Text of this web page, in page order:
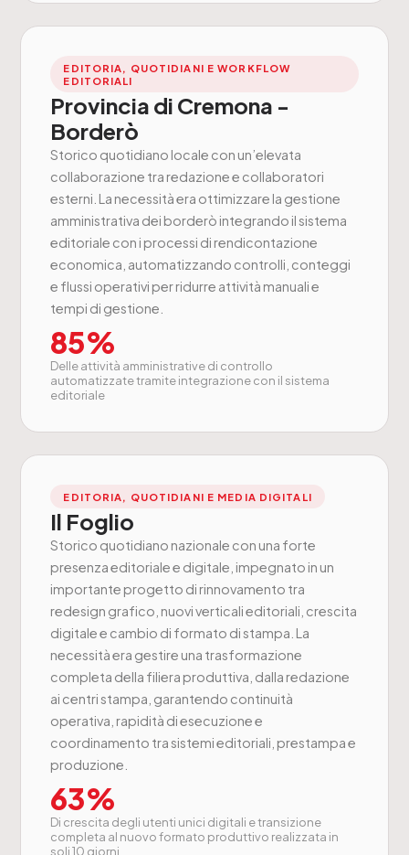
EDITORIA, QUOTIDIANI E WORKFLOW
EDITORIALI
Provincia di Cremona -
Borderò
Storico quotidiano locale con un’elevata
collaborazione tra redazione e collaboratori
esterni. La necessità era ottimizzare la gestione
amministrativa dei borderò integrando il sistema
editoriale con i processi di rendicontazione
economica, automatizzando controlli, conteggi
e flussi operativi per ridurre attività manuali e
tempi di gestione.
85%
Delle attività amministrative di controllo
automatizzate tramite integrazione con il sistema
editoriale
EDITORIA, QUOTIDIANI E MEDIA DIGITALI
Il Foglio
Storico quotidiano nazionale con una forte
presenza editoriale e digitale, impegnato in un
importante progetto di rinnovamento tra
redesign grafico, nuovi verticali editoriali, crescita
digitale e cambio di formato di stampa. La
necessità era gestire una trasformazione
completa della filiera produttiva, dalla redazione
ai centri stampa, garantendo continuità
operativa, rapidità di esecuzione e
coordinamento tra sistemi editoriali, prestampa e
produzione.
63%
Di crescita degli utenti unici digitali e transizione
completa al nuovo formato produttivo realizzata in
soli 10 giorni